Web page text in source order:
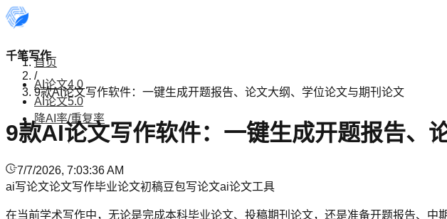
千笔写作
AI论文4.0
AI论文5.0
降AI率/重复率
首页
/
9款AI论文写作软件：一键生成开题报告、论文大纲、学位论文与期刊论文
9款AI论文写作软件：一键生成开题报告、
7/7/2026, 7:03:36 AM
ai写论文论文写作毕业论文初稿豆包写论文ai论文工具
在当前学术写作中，无论是完成本科毕业论文、投稿期刊论文，还是准备开题报告、